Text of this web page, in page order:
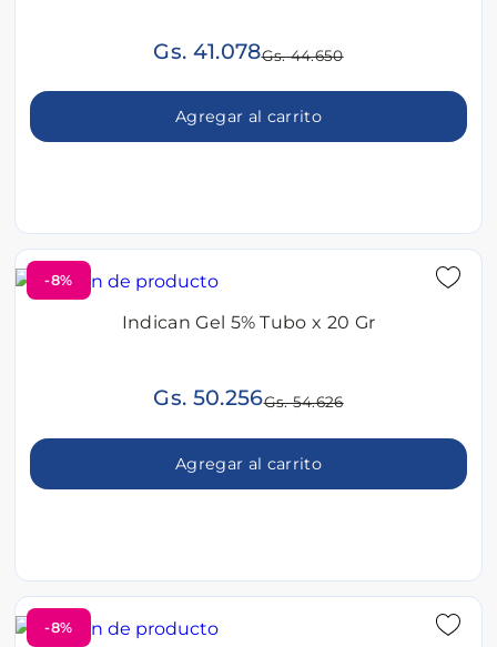
Gs. 41.078Gs. 44.650
Agregar al carrito
-8%
Indican Gel 5% Tubo x 20 Gr
Gs. 50.256Gs. 54.626
Agregar al carrito
-8%